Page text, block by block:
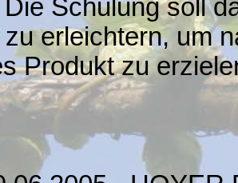
Schulung soll
erleichtern, um
Produkt zu